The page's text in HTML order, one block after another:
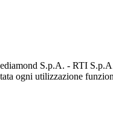
S.p.A. - RTI
ogni utilizzazione